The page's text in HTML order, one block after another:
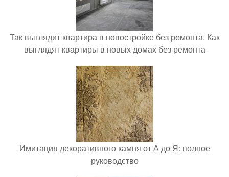
Так выглядит квартира в новостройке без ремонта. Как
выглядят квартиры в новых домах без ремонта
Имитация декоративного камня от А до Я: полное
руководство